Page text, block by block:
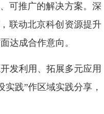
可推广的解决方案。深
联动北京科创资源提升
达成合作意向。
发利用、拓展多元应用
践”作区域实践分享，